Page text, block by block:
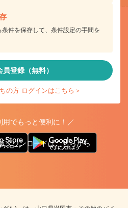
件を保存して、条件設定の手間を
員登録（無料）
の方 ログインはこちら＞
用でもっと便利に！／
ダウンロードはこちらから